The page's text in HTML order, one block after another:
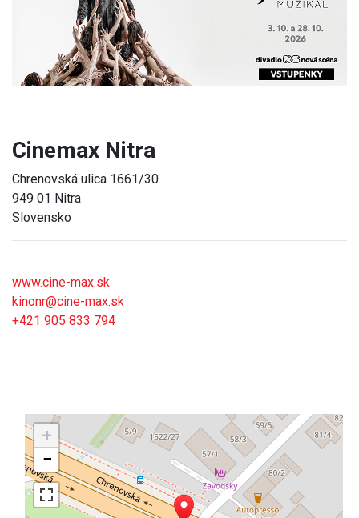
Previous
Cinemax Nitra
Chrenovská ulica 1661/30
949 01 Nitra
Slovensko
www.cine-max.sk
kinonr@cine-max.sk
+421 905 833 794
+
−